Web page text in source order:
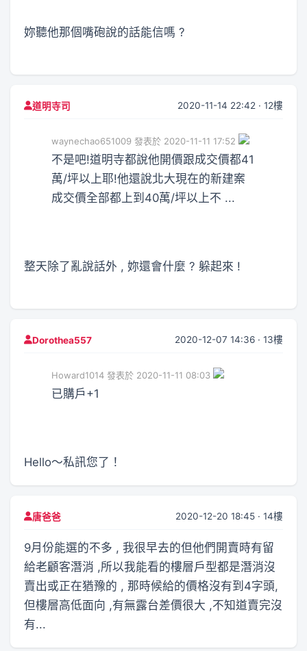
妳聽他那個嘴砲說的話能信嗎 ?
道明寺司 2020-11-14 22:42 · 12樓
waynechao651009 發表於 2020-11-11 17:52
不是吧!道明寺都說他開價跟成交價都41
萬/坪以上耶!他還說北大現在的新建案
成交價全部都上到40萬/坪以上不 ...
整天除了亂說話外 , 妳還會什麼 ? 躲起來 !
Dorothea557 2020-12-07 14:36 · 13樓
Howard1014 發表於 2020-11-11 08:03
已購戶+1
Hello～私訊您了！
唐爸爸 2020-12-20 18:45 · 14樓
9月份能選的不多 , 我很早去的但他們開賣時有留
給老顧客潛消 ,所以我能看的樓層戶型都是潛消沒
賣出或正在猶豫的 , 那時候給的價格沒有到4字頭,
但樓層高低面向 ,有無露台差價很大 ,不知道賣完沒
有...